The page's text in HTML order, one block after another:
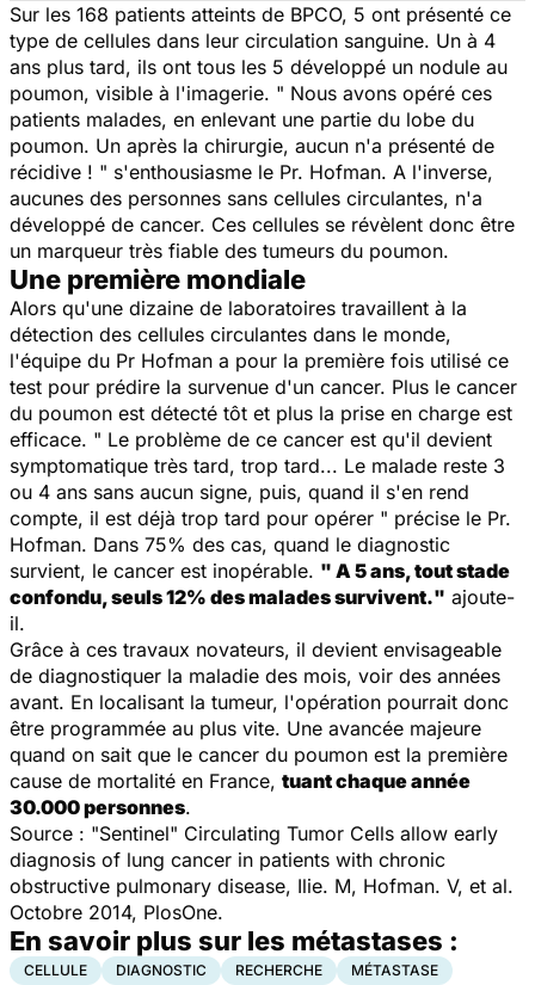
Sur les 168 patients atteints de BPCO, 5 ont présenté ce
type de cellules dans leur circulation sanguine. Un à 4
ans plus tard, ils ont tous les 5 développé un nodule au
poumon, visible à l'imagerie. " Nous avons opéré ces
patients malades, en enlevant une partie du lobe du
poumon. Un après la chirurgie, aucun n'a présenté de
récidive ! " s'enthousiasme le Pr. Hofman. A l'inverse,
aucunes des personnes sans cellules circulantes, n'a
développé de cancer. Ces cellules se révèlent donc être
un marqueur très fiable des tumeurs du poumon.
Une première mondiale
Alors qu'une dizaine de laboratoires travaillent à la
détection des cellules circulantes dans le monde,
l'équipe du Pr Hofman a pour la première fois utilisé ce
test pour prédire la survenue d'un cancer. Plus le cancer
du poumon est détecté tôt et plus la prise en charge est
efficace. " Le problème de ce cancer est qu'il devient
symptomatique très tard, trop tard... Le malade reste 3
ou 4 ans sans aucun signe, puis, quand il s'en rend
compte, il est déjà trop tard pour opérer " précise le Pr.
Hofman. Dans 75% des cas, quand le diagnostic
survient, le cancer est inopérable. " A 5 ans, tout stade
confondu, seuls 12% des malades survivent." ajoute-
il.
Grâce à ces travaux novateurs, il devient envisageable
de diagnostiquer la maladie des mois, voir des années
avant. En localisant la tumeur, l'opération pourrait donc
être programmée au plus vite. Une avancée majeure
quand on sait que le cancer du poumon est la première
cause de mortalité en France, tuant chaque année
30.000 personnes.
Source : "Sentinel" Circulating Tumor Cells allow early
diagnosis of lung cancer in patients with chronic
obstructive pulmonary disease, Ilie. M, Hofman. V, et al.
Octobre 2014, PlosOne.
En savoir plus sur les métastases :
CELLULE DIAGNOSTIC RECHERCHE MÉTASTASE